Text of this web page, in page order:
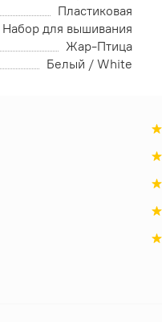
Пластиковая
Набор для вышивания
Жар-Птица
Белый / White